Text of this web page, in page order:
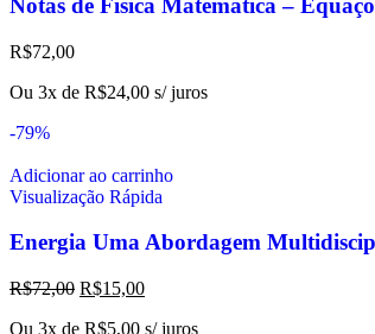
Notas de Física Matemática –
R$72,00
Ou 3x de R$24,00 s/ juros
-79%
Adicionar ao carrinho
Visualização Rápida
Energia Uma Abordagem
R$72,00 R$15,00
Ou 3x de R$5,00 s/ juros